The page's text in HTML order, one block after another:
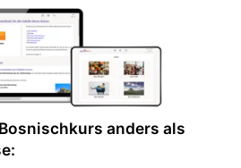
anders als